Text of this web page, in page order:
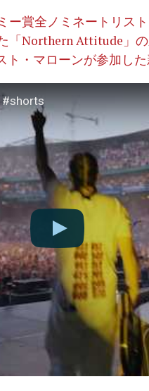
ー賞全ノミネートリスト
「Northern Attitude」
・マローンが参加し
#shorts